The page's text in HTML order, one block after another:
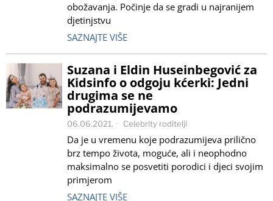
obožavanja. Počinje da se gradi u najranijem
djetinjstvu
SAZNAJTE VIŠE
Suzana i Eldin Huseinbegović za
Kidsinfo o odgoju kćerki: Jedni
drugima se ne
podrazumijevamo
06.06.2021. Celebrity roditelji
Da je u vremenu koje podrazumijeva prilično
brz tempo života, moguće, ali i neophodno
maksimalno se posvetiti porodici i djeci svojim
primjerom
SAZNAJTE VIŠE